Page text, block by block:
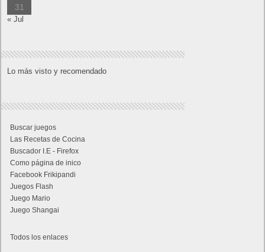
31
« Jul
Lo más visto y recomendado
Buscar juegos
Las Recetas de Cocina
Buscador I.E - Firefox
Como página de inico
Facebook Frikipandi
Juegos Flash
Juego Mario
Juego Shangai
Todos los enlaces